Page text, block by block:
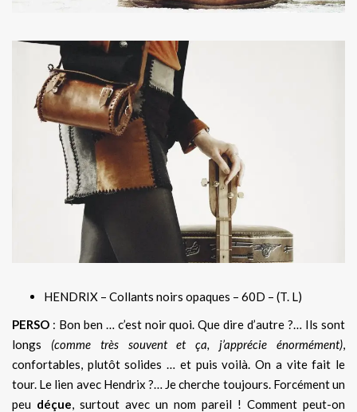
HENDRIX – Collants noirs opaques – 60D – (T. L)
PERSO : Bon ben … c’est noir quoi. Que dire d’autre ?… Ils sont
longs (comme très souvent et ça, j’apprécie énormément),
confortables, plutôt solides … et puis voilà. On a vite fait le
tour. Le lien avec Hendrix ?… Je cherche toujours. Forcément un
peu déçue, surtout avec un nom pareil ! Comment peut-on